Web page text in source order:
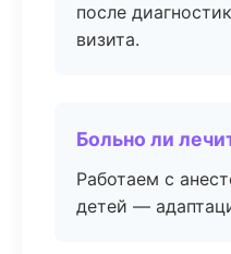
после
визита.
Больно ли
Работаем с
детей —